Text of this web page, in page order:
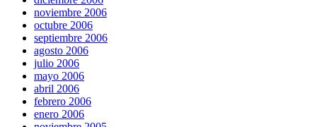
noviembre 2006
octubre 2006
septiembre 2006
agosto 2006
julio 2006
mayo 2006
abril 2006
febrero 2006
enero 2006